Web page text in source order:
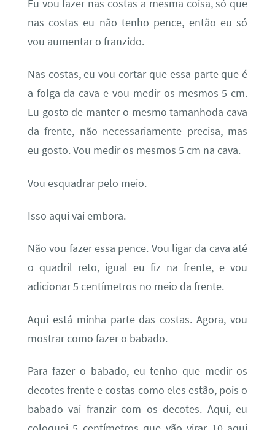
Eu vou fazer nas costas a mesma coisa, só que
nas costas eu não tenho pence, então eu só
vou aumentar o franzido.
Nas costas, eu vou cortar que essa parte que é
a folga da cava e vou medir os mesmos 5 cm.
Eu gosto de manter o mesmo tamanhoda cava
da frente, não necessariamente precisa, mas
eu gosto. Vou medir os mesmos 5 cm na cava.
Vou esquadrar pelo meio.
Isso aqui vai embora.
Não vou fazer essa pence. Vou ligar da cava até
o quadril reto, igual eu fiz na frente, e vou
adicionar 5 centímetros no meio da frente.
Aqui está minha parte das costas. Agora, vou
mostrar como fazer o babado.
Para fazer o babado, eu tenho que medir os
decotes frente e costas como eles estão, pois o
babado vai franzir com os decotes. Aqui, eu